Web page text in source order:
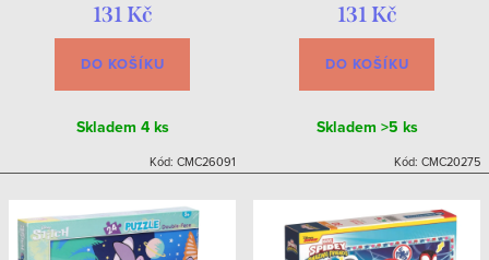
131 Kč
DO KOŠÍKU
Skladem 4 ks
Kód: CMC26091
131 Kč
DO KOŠÍKU
Skladem >5 ks
Kód: CMC20275